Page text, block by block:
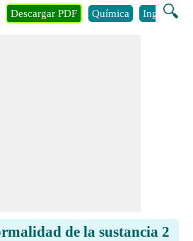
🔍
Descargar PDF Química Ingenieria
de la sustancia 2